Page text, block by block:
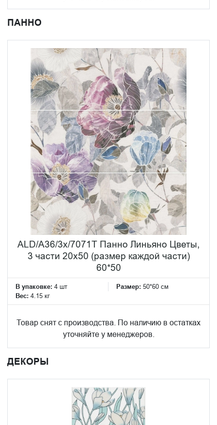
ПАННО
ALD/A36/3x/7071T Панно Линьяно Цветы,
3 части 20х50 (размер каждой части)
60*50
В упаковке: 4 шт Размер: 50*60 см
Вес: 4.15 кг
Товар снят с производства. По наличию в остатках
уточняйте у менеджеров.
ДЕКОРЫ